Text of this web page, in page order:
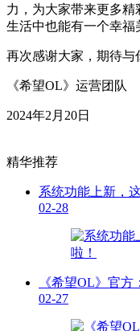
力，为大家带来更多
生活中也能有一个幸福
再次感谢大家，期待与
《希望OL》运营团队
2024年2月20日
精华推荐
系统功能上新，
02-28
《希望OL》官
02-27